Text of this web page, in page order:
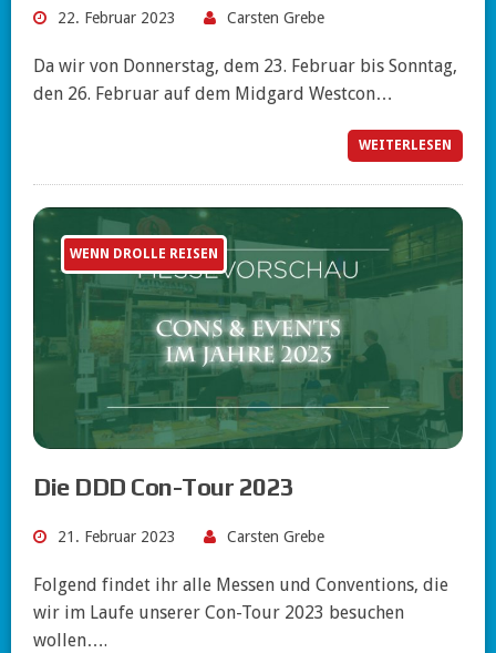
22. Februar 2023 Carsten Grebe
Da wir von Donnerstag, dem 23. Februar bis Sonntag,
den 26. Februar auf dem Midgard Westcon…
WEITERLESEN
WENN DROLLE REISEN
Die DDD Con-Tour 2023
21. Februar 2023 Carsten Grebe
Folgend findet ihr alle Messen und Conventions, die
wir im Laufe unserer Con-Tour 2023 besuchen
wollen….